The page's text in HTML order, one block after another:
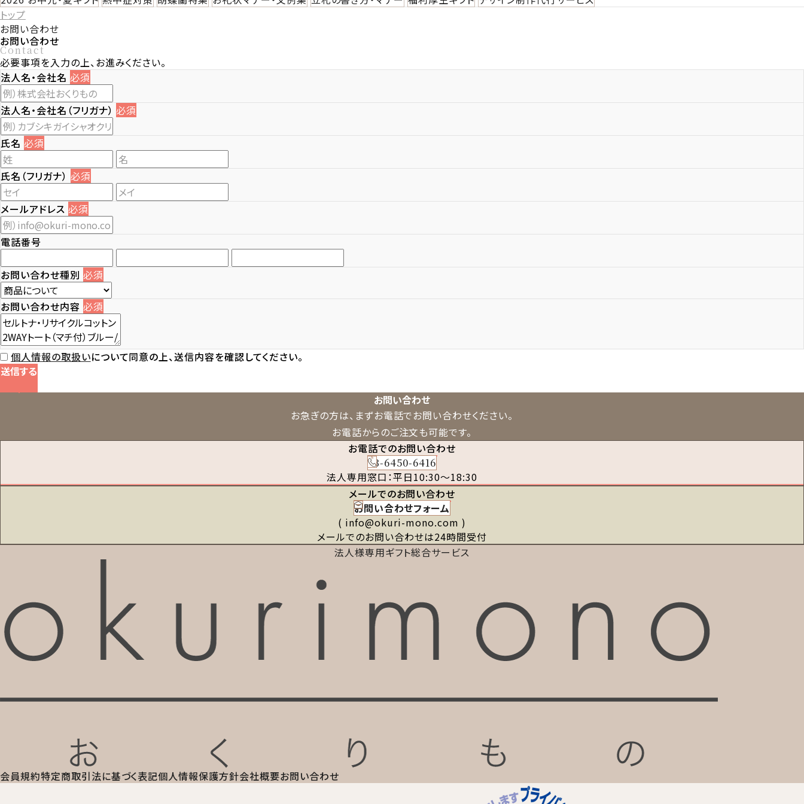
トップ
お問い合わせ
お問い合わせ
Contact
必要事項を入力の上、お進みください。
法人名・会社名 必須
法人名・会社名（フリガナ）必須
氏名 必須
氏名（フリガナ） 必須
メールアドレス 必須
電話番号
お問い合わせ種別 必須
お問い合わせ内容 必須
個人情報の取扱いについて同意の上、送信内容を確認してください。
送信する
お問い合わせ
お急ぎの方は、まずお電話でお問い合わせください。
お電話からのご注文も可能です。
お電話でのお問い合わせ
03-6450-6416
法人専用窓口：平日10:30～18:30
メールでのお問い合わせ
お問い合わせフォーム
( info@okuri-mono.com )
メールでのお問い合わせは24時間受付
法人様専用ギフト総合サービス
会員規約特定商取引法に基づく表記個人情報保護方針会社概要お問い合わせ